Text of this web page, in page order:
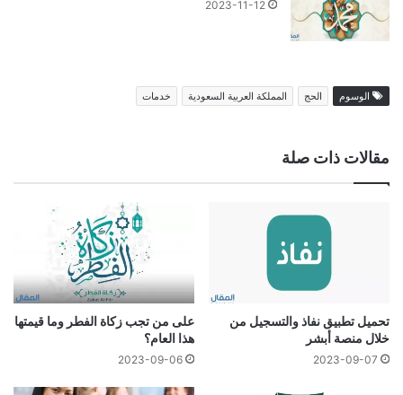
2023-11-12
الوسوم الحج المملكة العربية السعودية خدمات
مقالات ذات صلة
تحميل تطبيق نفاذ والتسجيل من
خلال منصة أبشر
2023-09-07
على من تجب زكاة الفطر وما قيمتها
هذا العام؟
2023-09-06